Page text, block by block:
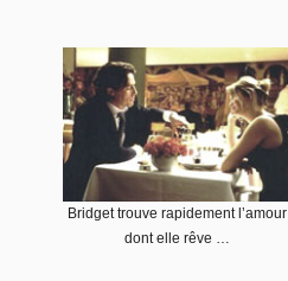
Bridget trouve rapidement l’amour
dont elle rêve …